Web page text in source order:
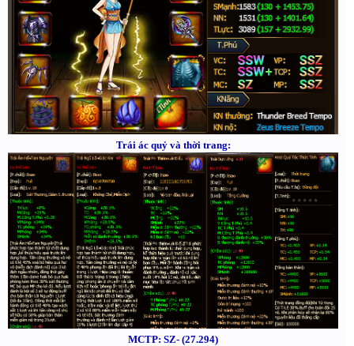
Trái ác quỷ và thời trang:
MCTP: SZ- (27.294)